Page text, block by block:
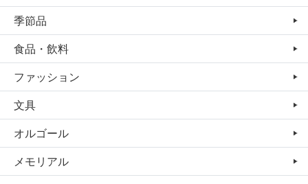
季節品
食品・飲料
ファッション
文具
オルゴール
メモリアル